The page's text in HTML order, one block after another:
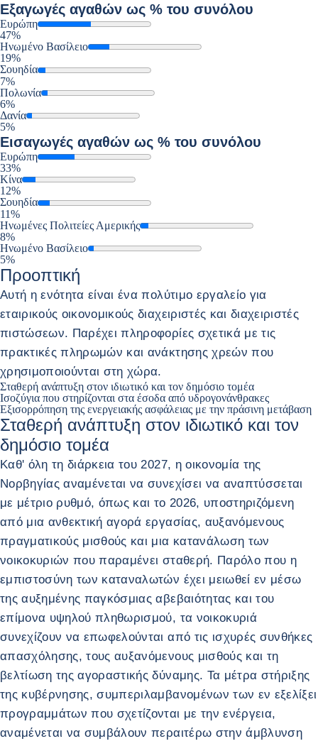
Εξαγωγές αγαθών ως % του συνόλου
Ευρώπη
47%
Ηνωμένο Βασίλειο
19%
Σουηδία
7%
Πολωνία
6%
Δανία
5%
Εισαγωγές αγαθών ως % του συνόλου
Ευρώπη
33%
Κίνα
12%
Σουηδία
11%
Ηνωμένες Πολιτείες Αμερικής
8%
Ηνωμένο Βασίλειο
5%
Προοπτική
Αυτή η ενότητα είναι ένα πολύτιμο εργαλείο για
εταιρικούς οικονομικούς διαχειριστές και διαχειριστές
πιστώσεων. Παρέχει πληροφορίες σχετικά με τις
πρακτικές πληρωμών και ανάκτησης χρεών που
χρησιμοποιούνται στη χώρα.
Σταθερή ανάπτυξη στον ιδιωτικό και τον δημόσιο τομέα
Ισοζύγια που στηρίζονται στα έσοδα από υδρογονάνθρακες
Εξισορρόπηση της ενεργειακής ασφάλειας με την πράσινη μετάβαση
Σταθερή ανάπτυξη στον ιδιωτικό και τον
δημόσιο τομέα
Καθ' όλη τη διάρκεια του 2027, η οικονομία της
Νορβηγίας αναμένεται να συνεχίσει να αναπτύσσεται
με μέτριο ρυθμό, όπως και το 2026, υποστηριζόμενη
από μια ανθεκτική αγορά εργασίας, αυξανόμενους
πραγματικούς μισθούς και μια κατανάλωση των
νοικοκυριών που παραμένει σταθερή. Παρόλο που η
εμπιστοσύνη των καταναλωτών έχει μειωθεί εν μέσω
της αυξημένης παγκόσμιας αβεβαιότητας και του
επίμονα υψηλού πληθωρισμού, τα νοικοκυριά
συνεχίζουν να επωφελούνται από τις ισχυρές συνθήκες
απασχόλησης, τους αυξανόμενους μισθούς και τη
βελτίωση της αγοραστικής δύναμης. Τα μέτρα στήριξης
της κυβέρνησης, συμπεριλαμβανομένων των εν εξελίξει
προγραμμάτων που σχετίζονται με την ενέργεια,
αναμένεται να συμβάλουν περαιτέρω στην άμβλυνση